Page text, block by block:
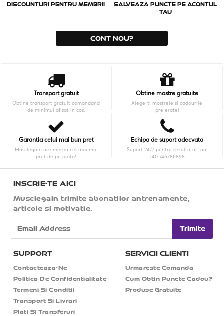
DISCOUNTURI PENTRU MEMBRII
SALVEAZA PUNCTE PE ACONTUL
TAU
CONT NOU?
Transport gratuit
Obtine transport gratuit comandand
de minimul afisat in cos.
Obtine mostre gratuite
Alege-ti mostrele si cadourile
preferate!
Garantia celui mai bun pret
Musclegain are mereu cel mai mic
pret de pe piata!
Echipa de suport adecvata
Suport 24/7 pentru rezultatul tau!
+40 746786898
INSCRIE-TE AICI
Musclegain trimite abonatilor antrenamente,
articole si motivatie.
Trimite
SUPPORT
Contacteaza-Ne
Politica De Confidentialitate
Termeni Si Conditii
Transport Si Livrari
Plati Si Transferuri
SERVICII CLIENTI
Urmareste Comanda
Cum Obtin Puncte Cadou?
Produse Gratuite